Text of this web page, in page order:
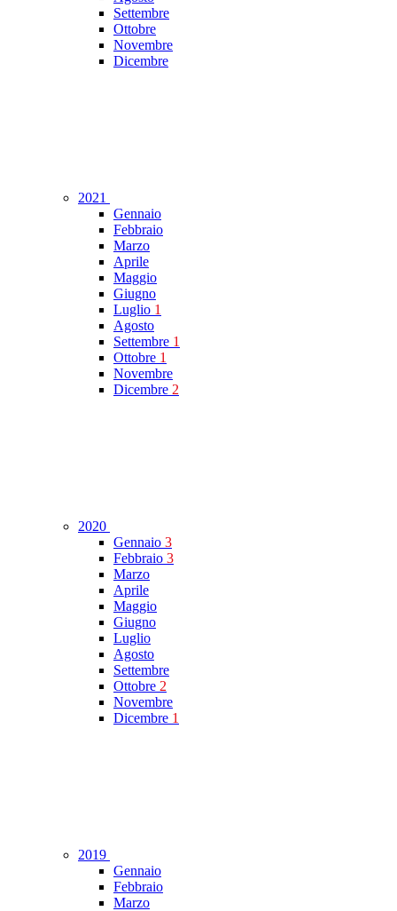
Settembre
Ottobre
Novembre
Dicembre
2021
Gennaio
Febbraio
Marzo
Aprile
Maggio
Giugno
Luglio 1
Agosto
Settembre 1
Ottobre 1
Novembre
Dicembre 2
2020
Gennaio 3
Febbraio 3
Marzo
Aprile
Maggio
Giugno
Luglio
Agosto
Settembre
Ottobre 2
Novembre
Dicembre 1
2019
Gennaio
Febbraio
Marzo